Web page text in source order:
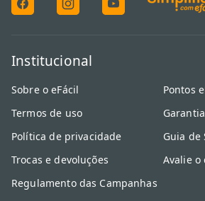
Institucional
Sobre o eFácil
Termos de uso
Política de privacidade
Trocas e devoluções
Regulamento das Campanhas
Pontos
Guia de
Avalie o